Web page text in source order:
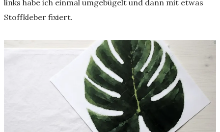
links habe ich einmal umgebügelt und dann mit etwas
Stoffkleber fixiert.